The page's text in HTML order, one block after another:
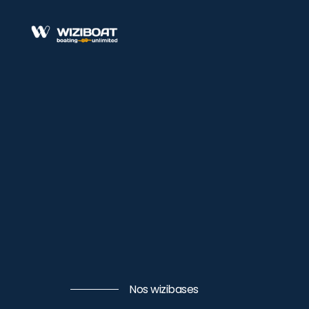
Nos wizibases